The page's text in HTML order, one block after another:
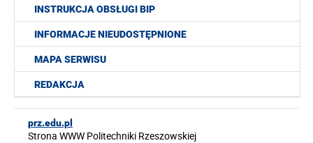
INSTRUKCJA OBSŁUGI BIP
INFORMACJE NIEUDOSTĘPNIONE
MAPA SERWISU
REDAKCJA
prz.edu.pl
Strona WWW Politechniki Rzeszowskiej